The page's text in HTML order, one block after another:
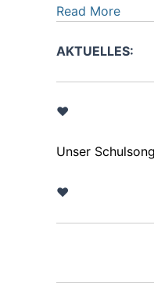
Read More
AKTUELLES:
♥
Unser
♥